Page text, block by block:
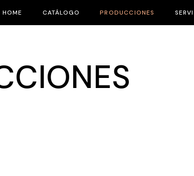
HOME CATÁLOGO PRODUCCIONES